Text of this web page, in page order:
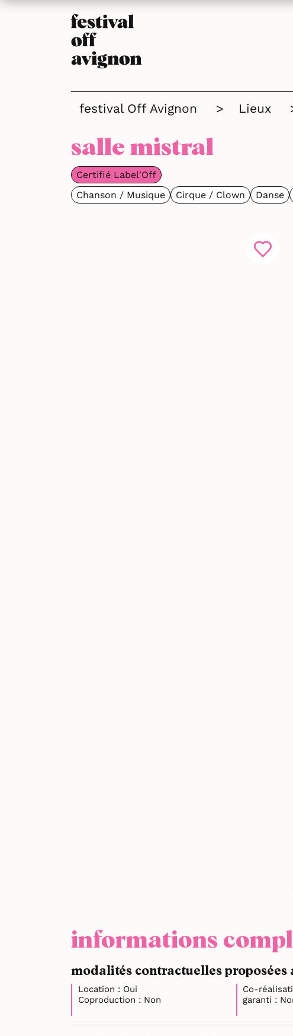
festival Off Avignon > Lieux
salle mistral
Certifié Label'Off
Chanson / Musique
Cirque / Clown Danse
informations
modalités contractuelles
Location : Oui
Coproduction : Non
Co-
garanti :